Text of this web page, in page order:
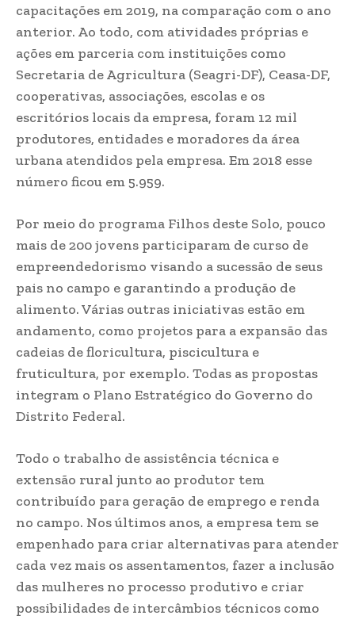
capacitações em 2019, na comparação com o ano
anterior. Ao todo, com atividades próprias e
ações em parceria com instituições como
Secretaria de Agricultura (Seagri-DF), Ceasa-DF,
cooperativas, associações, escolas e os
escritórios locais da empresa, foram 12 mil
produtores, entidades e moradores da área
urbana atendidos pela empresa. Em 2018 esse
número ficou em 5.959.
Por meio do programa Filhos deste Solo, pouco
mais de 200 jovens participaram de curso de
empreendedorismo visando a sucessão de seus
pais no campo e garantindo a produção de
alimento. Várias outras iniciativas estão em
andamento, como projetos para a expansão das
cadeias de floricultura, piscicultura e
fruticultura, por exemplo. Todas as propostas
integram o Plano Estratégico do Governo do
Distrito Federal.
Todo o trabalho de assistência técnica e
extensão rural junto ao produtor tem
contribuído para geração de emprego e renda
no campo. Nos últimos anos, a empresa tem se
empenhado para criar alternativas para atender
cada vez mais os assentamentos, fazer a inclusão
das mulheres no processo produtivo e criar
possibilidades de intercâmbios técnicos como